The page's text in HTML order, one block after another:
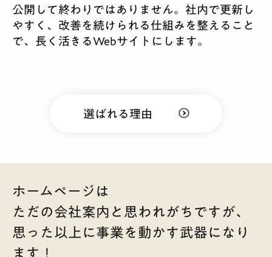
公開して終わりではありません。社内で更新し
やすく、改善を続けられる仕組みを整えること
で、長く活きるWebサイトにします。
選ばれる理由
ホームページは
ただの会社案内と思われがちですが、
思った以上に事業を動かす武器になり
ます！